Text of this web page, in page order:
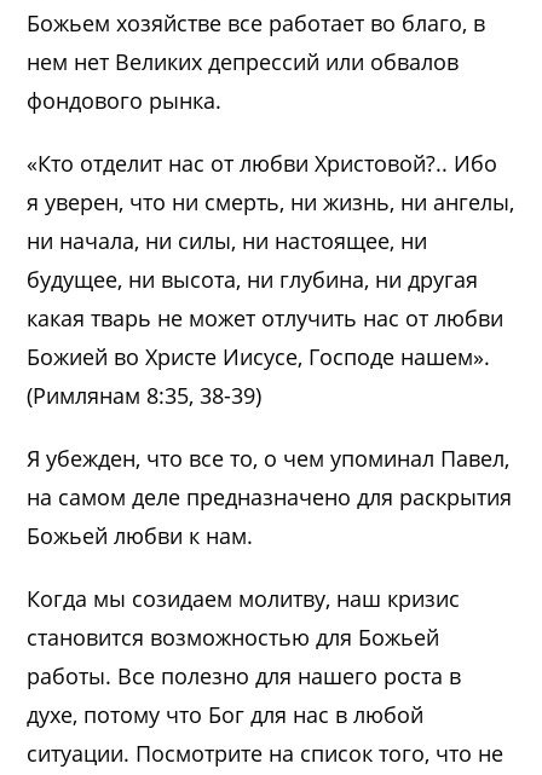
Божьем хозяйстве все работает во благо, в
нем нет Великих депрессий или обвалов
фондового рынка.
«Кто отделит нас от любви Христовой?.. Ибо
я уверен, что ни смерть, ни жизнь, ни ангелы,
ни начала, ни силы, ни настоящее, ни
будущее, ни высота, ни глубина, ни другая
какая тварь не может отлучить нас от любви
Божией во Христе Иисусе, Господе нашем».
(Римлянам 8:35, 38-39)
Я убежден, что все то, о чем упоминал Павел,
на самом деле предназначено для раскрытия
Божьей любви к нам.
Когда мы созидаем молитву, наш кризис
становится возможностью для Божьей
работы. Все полезно для нашего роста в
духе, потому что Бог для нас в любой
ситуации. Посмотрите на список того, что не